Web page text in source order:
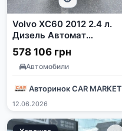
Volvo XC60 2012 2.4 л.
Дизель Автомат
Полный привод Черный
578 106 грн
Автомобили
Авторинок CAR MARKET
12.06.2026